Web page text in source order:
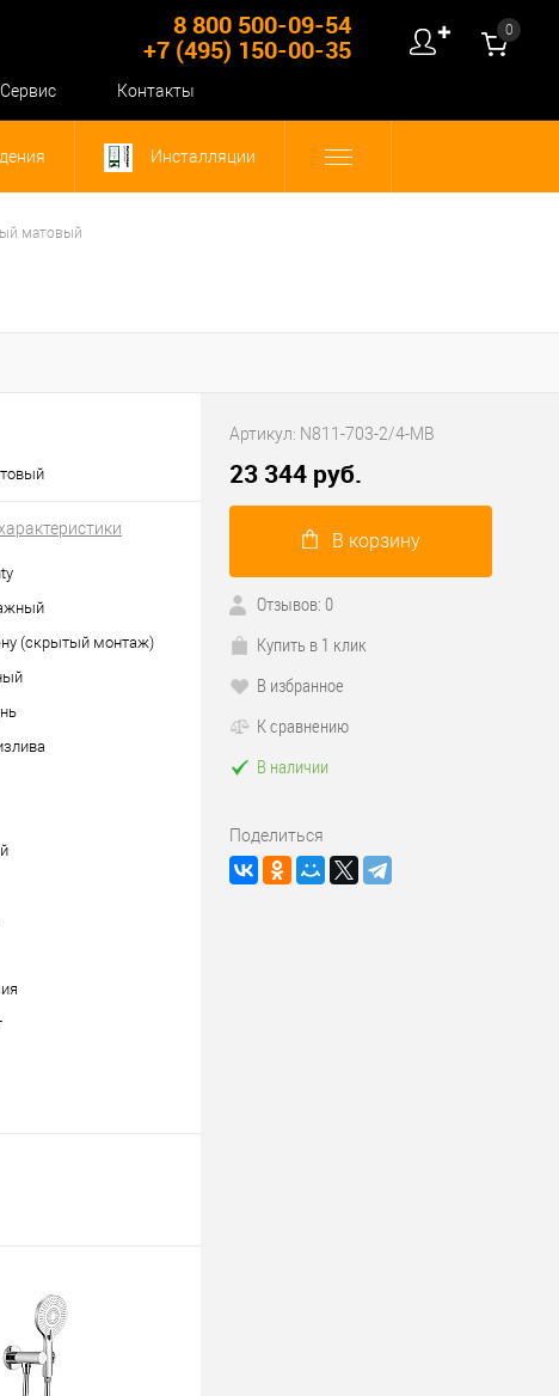
8 800 500-09-54
+7 (495) 150-00-35
Сервис Контакты
✚ 0
Инсталляции
матовый
(скрытый монтаж)
Артикул: N811-703-2/4-MB
23 344 руб.
В корзину
Отзывов: 0
Купить в 1 клик
В избранное
К сравнению
В наличии
Поделиться